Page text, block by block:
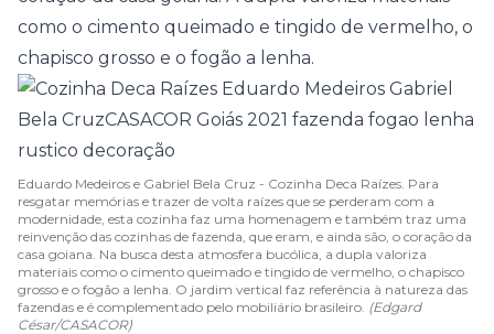
como o cimento queimado e tingido de vermelho, o
chapisco grosso e o fogão a lenha.
Eduardo Medeiros e Gabriel Bela Cruz - Cozinha Deca Raízes. Para
resgatar memórias e trazer de volta raízes que se perderam com a
modernidade, esta cozinha faz uma homenagem e também traz uma
reinvenção das cozinhas de fazenda, que eram, e ainda são, o coração da
casa goiana. Na busca desta atmosfera bucólica, a dupla valoriza
materiais como o cimento queimado e tingido de vermelho, o chapisco
grosso e o fogão a lenha. O jardim vertical faz referência à natureza das
fazendas e é complementado pelo mobiliário brasileiro. (Edgard
César/CASACOR)